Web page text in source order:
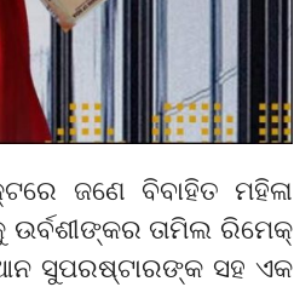
ଜଣେ ବିବାହିତ ମହିଳା
ତାମିଲ ରିମେକ୍‌
ସୁପରଷ୍ଟାରଙ୍କ ସହ ଏକ